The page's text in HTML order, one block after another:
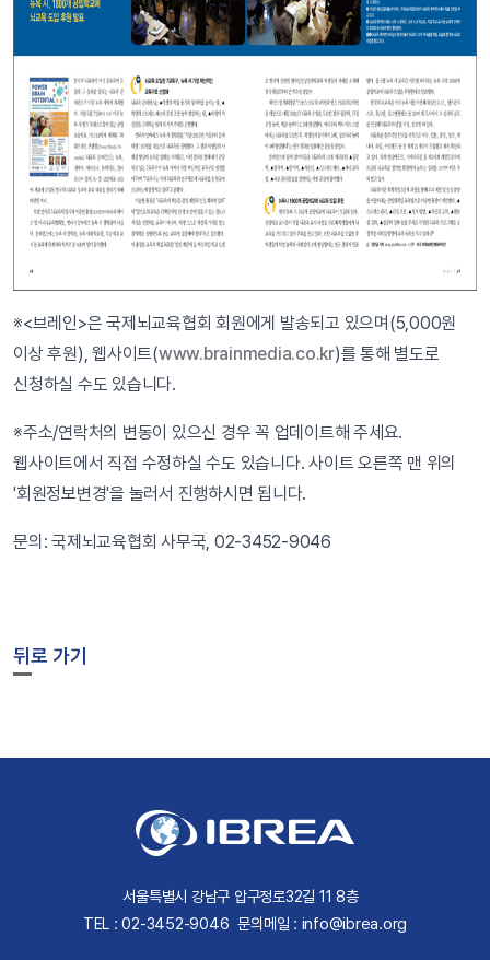
※<브레인>은 국제뇌교육협회 회원에게 발송되고 있으며(5,000원
이상 후원), 웹사이트(www.brainmedia.co.kr)를 통해 별도로
신청하실 수도 있습니다.
※주소/연락처의 변동이 있으신 경우 꼭 업데이트해 주세요.
웹사이트에서 직접 수정하실 수도 있습니다. 사이트 오른쪽 맨 위의
'회원정보변경'을 눌러서 진행하시면 됩니다.
문의: 국제뇌교육협회 사무국, 02-3452-9046
뒤로 가기
서울특별시 강남구 압구정로32길 11 8층
TEL : 02-3452-9046 문의메일 : info@ibrea.org